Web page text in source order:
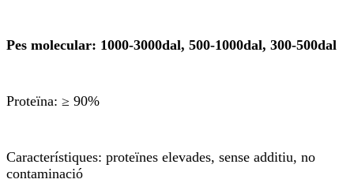
Pes molecular: 1000-3000dal, 500-1000dal, 300-500dal
Proteïna: ≥ 90%
Característiques: proteïnes elevades, sense additiu, no
contaminació